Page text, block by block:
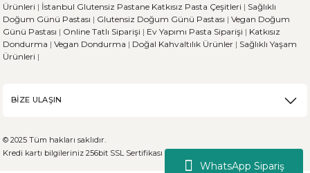
WhatsApp Sipariş
Ürünleri | İstanbul Glutensiz Pastane Katkısız Pasta Çeşitleri | Sağlıklı
Doğum Günü Pastası | Glutensiz Doğum Günü Pastası | Vegan Doğum
Günü Pastası | Online Tatlı Siparişi | Ev Yapımı Pasta Siparişi | Katkısız
Dondurma | Vegan Dondurma | Doğal Kahvaltılık Ürünler | Sağlıklı Yaşam
Ürünleri |
BİZE ULAŞIN
© 2025 Tüm hakları saklıdır.
Kredi kartı bilgileriniz 256bit SSL Sertifikası ile %100 koruma altındadır.